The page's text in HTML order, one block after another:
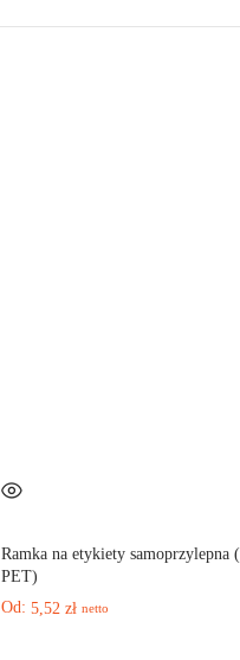
Ramka na etykiety samoprzylepna
PET)
Od: 5,52 zł netto